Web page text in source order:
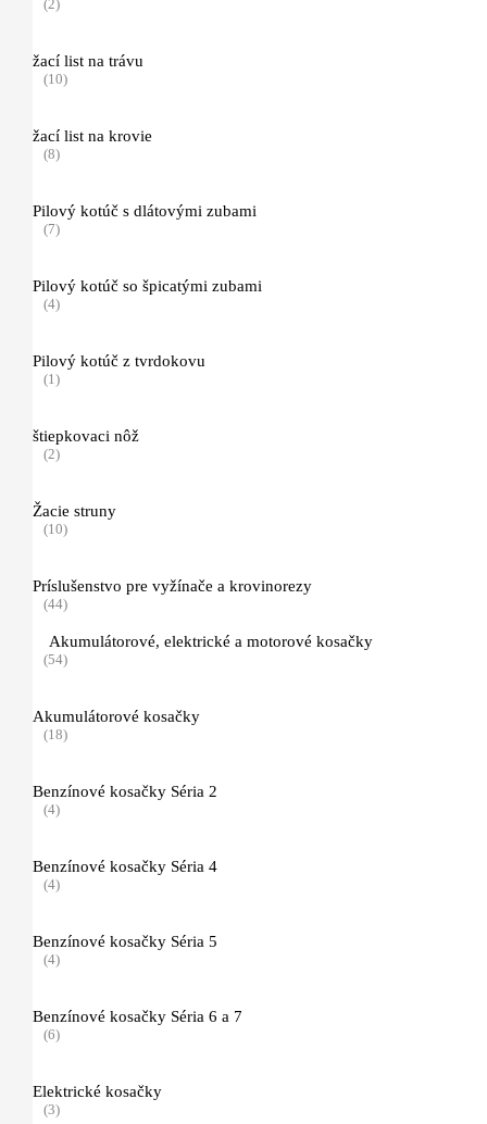
(4)
(14)
Náradie pre starostlivosť o porasty
Náradie pre starostlivosť o porasty
Náradie pre prácu v lese a ťažbu dreva
Osobné ochranné vybavenie
(89)
Topánky pre prácu s motorovou pílou a iné
(7)
Odev pre prácu v lese (bundy a nohavice)
(11)
Function ERGO
(3)
ADVANCE
FUNCTION
Dynamic VENT
PROTECT MS
Pracovné a ochranné odevy do terénu
Ochranné odevy pre prácu s krovinorezom, príslušenstvo
Funkčné oblečenie (spodné prádlo)
(2)
žací list na trávu
(10)
žací list na krovie
(8)
Pilový kotúč s dlátovými zubami
(7)
Pilový kotúč so špicatými zubami
(4)
Pilový kotúč z tvrdokovu
(1)
štiepkovaci nôž
(2)
Žacie struny
(10)
Príslušenstvo pre vyžínače a krovinorezy
(44)
Akumulátorové, elektrické a motorové kosačky
(54)
Akumulátorové kosačky
(18)
Benzínové kosačky Séria 2
(4)
Benzínové kosačky Séria 4
(4)
Benzínové kosačky Séria 5
(4)
Benzínové kosačky Séria 6 a 7
(6)
Elektrické kosačky
(3)